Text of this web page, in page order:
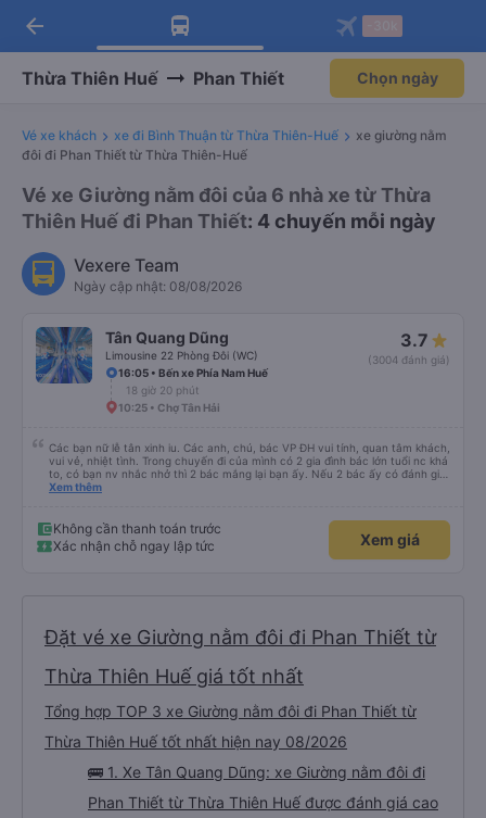
Tải app Vexere ngay!
Nhận ưu đãi thành viên độc
Mở app
Tải app Vexere
-30k/ghế khi đặt vé máy bay qua
Mở app
arrow_back
Thừa Thiên Huế Phan Thiết Chọn ngày
Vé xe khách xe đi Bình Thuận từ Thừa Thiên-Huế
xe giường nằm
đôi đi Phan Thiết từ Thừa Thiên-Huế
Vé xe Giường nằm đôi của 6 nhà xe từ Thừa
Thiên Huế đi Phan Thiết: 4 chuyến mỗi ngày
Vexere Team
Ngày cập nhật: 08/08/2026
Tân Quang Dũng
Limousine 22 Phòng Đôi (WC)
3.7
(3004 đánh giá)
16:05 • Bến xe Phía Nam Huế
18 giờ 20 phút
10:25 • Chợ Tân Hải
Các bạn nữ lễ tân xinh iu. Các anh, chú, bác VP ĐH vui tính, quan tâm khách,
vui vẻ, nhiệt tình. Trong chuyến đi của mình có 2 gia đình bác lớn tuổi nc khá
to, có bạn nv nhắc nhở thì 2 bác mắng lại bạn ấy. Nếu 2 bác ấy có đánh giá
xấu thì mình ngược lại nha. Bạn ấy nhắc nhở rất đúng. 2 bác nói rất to. To
bạn ấy nha. Nếu bạn ấy bị trừ thì bảo bạn ấy liên hệ sđt của mình, mình hỗ
trợ ạ. Số mình đuôi 666, chuyến ĐH-NT ngày 16/1. À các bạn nữ lễ tân xinh
iu còn đổi cho mình phòng đơn sang đôi xong còn note là (một mình) yêu
Xem thêm
Không cần thanh toán trước
Xác nhận chỗ ngay lập tức
Xem giá
Đặt vé xe Giường nằm đôi đi Phan Thiết từ
Thừa Thiên Huế giá tốt nhất
Tổng hợp TOP 3 xe Giường nằm đôi đi Phan Thiết từ
Thừa Thiên Huế tốt nhất hiện nay 08/2026
🚌 1. Xe Tân Quang Dũng: xe Giường nằm đôi đi
Phan Thiết từ Thừa Thiên Huế được đánh giá cao